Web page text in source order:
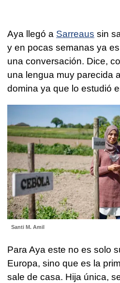
Aya llegó a Sarreaus sin
y en pocas semanas ya
una conversación. Dice,
una lengua muy parecida
domina ya que lo estudió
Santi M. Amil
Para Aya este no es solo
Europa, sino que es la
sale de casa. Hija única,